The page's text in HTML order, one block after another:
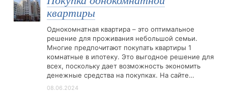
квартиры
Однокомнатная квартира – это оптимальное
решение для проживания небольшой семьи.
Многие предпочитают покупать квартиры 1
комнатные в ипотеку. Это выгодное решение для
всех, поскольку дает возможность экономить
денежные средства на покупках. На сайте…
08.06.2024